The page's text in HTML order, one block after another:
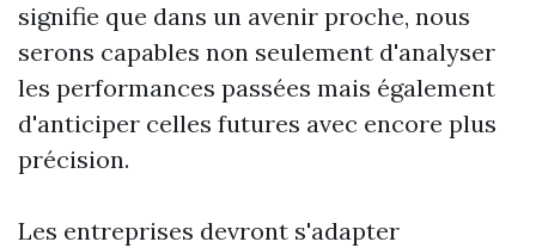
signifie que dans un avenir proche, nous
serons capables non seulement d'analyser
les performances passées mais également
d'anticiper celles futures avec encore plus
précision.
Les entreprises devront s'adapter